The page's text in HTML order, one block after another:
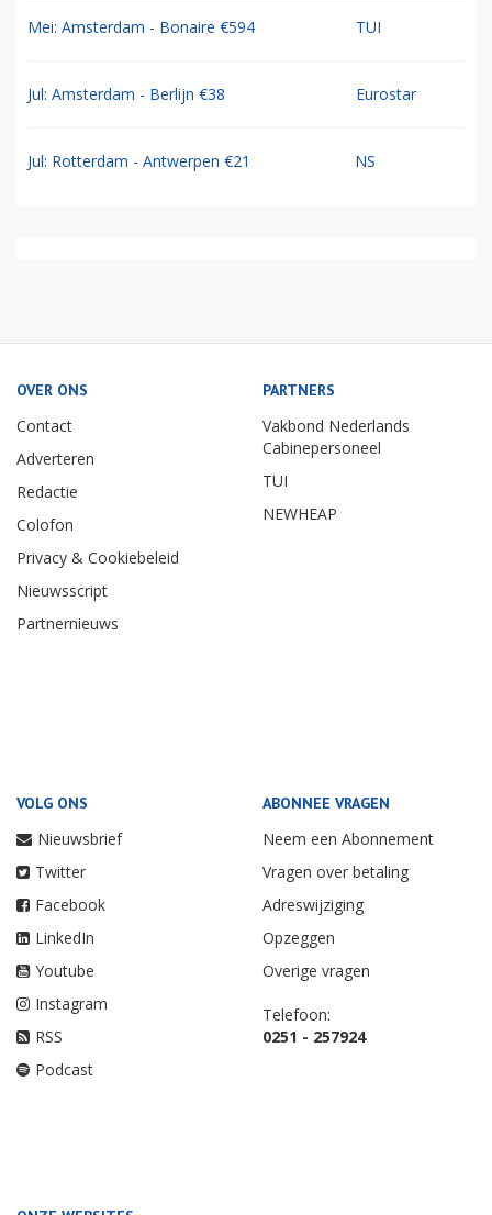
Mei: Amsterdam - Bonaire €594 TUI
Jul: Amsterdam - Berlijn €38 Eurostar
Jul: Rotterdam - Antwerpen €21 NS
OVER ONS
Contact
Adverteren
Redactie
Colofon
Privacy & Cookiebeleid
Nieuwsscript
Partnernieuws
PARTNERS
Vakbond Nederlands
Cabinepersoneel
TUI
NEWHEAP
VOLG ONS
Nieuwsbrief
Twitter
Facebook
LinkedIn
Youtube
Instagram
RSS
Podcast
ABONNEE VRAGEN
Neem een Abonnement
Vragen over betaling
Adreswijziging
Opzeggen
Overige vragen
Telefoon:
0251 - 257924